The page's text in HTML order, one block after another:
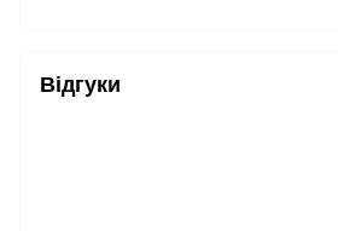
Відгуки